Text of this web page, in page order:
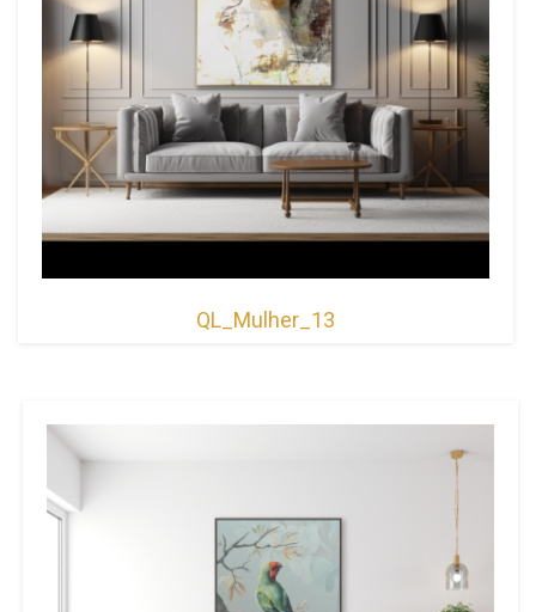
QL_Mulher_13